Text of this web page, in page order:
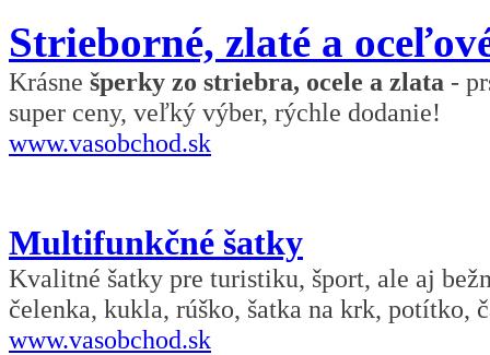
Strieborné, zlaté a
Krásne šperky zo striebra, ocele a zlata -
super ceny, veľký výber, rýchle dodanie!
www.vasobchod.sk
Multifunkčné šatky
Kvalitné šatky pre turistiku, šport, ale aj
čelenka, kukla, rúško, šatka na krk, potítko,
www.vasobchod.sk